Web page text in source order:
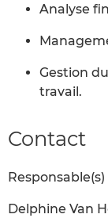
Analyse
Gestion
travail.
Contact
Delphine Van